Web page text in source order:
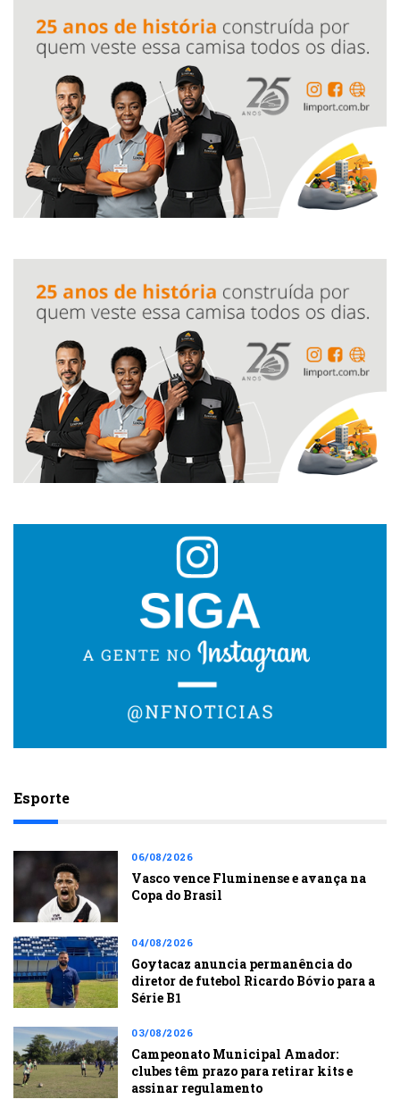
Esporte
06/08/2026
Vasco vence Fluminense e avança na
Copa do Brasil
04/08/2026
Goytacaz anuncia permanência do
diretor de futebol Ricardo Bóvio para a
Série B1
03/08/2026
Campeonato Municipal Amador:
clubes têm prazo para retirar kits e
assinar regulamento